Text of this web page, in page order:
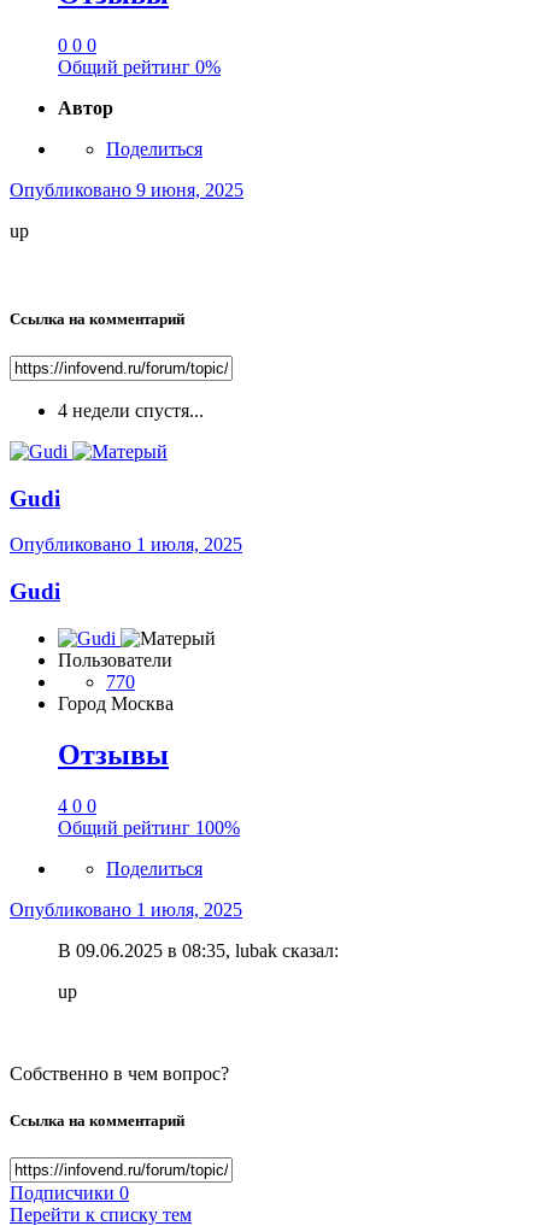
0 0 0
Общий рейтинг 0%
Автор
Поделиться
Опубликовано 9 июня, 2025
up
Ссылка на комментарий
4 недели спустя...
Gudi
Опубликовано 1 июля, 2025
Gudi
Пользователи
770
Город Москва
Отзывы
4 0 0
Общий рейтинг 100%
Поделиться
Опубликовано 1 июля, 2025
В 09.06.2025 в 08:35, lubak сказал:
up
Собственно в чем вопрос?
Ссылка на комментарий
Подписчики 0
Перейти к списку тем